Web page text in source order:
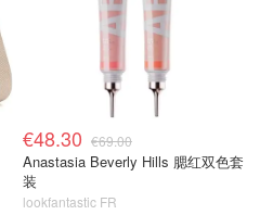
€48.30 €69.00
Anastasia Beverly Hills 腮红双色套
装
lookfantastic FR